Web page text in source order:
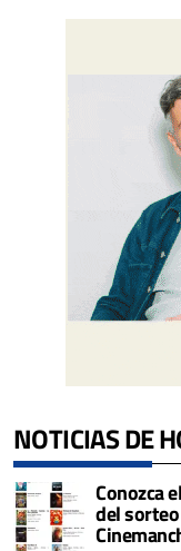
NOTICIAS DE
Conozca
del